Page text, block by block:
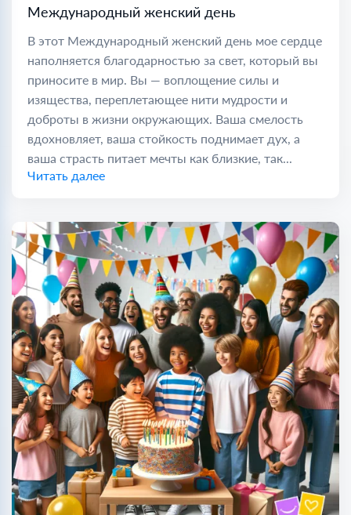
Международный женский день
В этот Международный женский день мое сердце
наполняется благодарностью за свет, который вы
приносите в мир. Вы — воплощение силы и
изящества, переплетающее нити мудрости и
доброты в жизни окружающих. Ваша смелость
вдохновляет, ваша стойкость поднимает дух, а
ваша страсть питает мечты как близкие, так...
Читать далее